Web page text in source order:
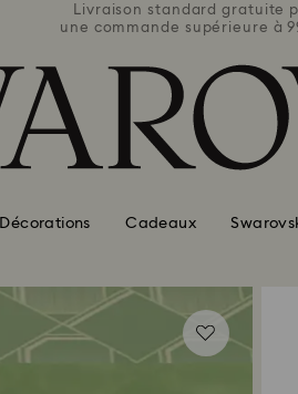
Livraison standard gratuite
une commande supérieure à
Décorations Cadeaux